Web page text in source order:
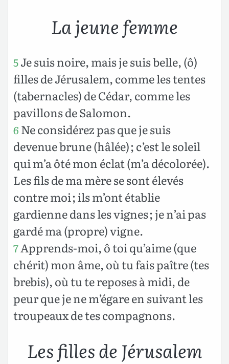
La jeune femme
5Je suis noire, mais je suis belle, (ô)
filles de Jérusalem, comme les tentes
(tabernacles) de Cédar, comme les
pavillons de Salomon.
6 Ne considérez pas que je suis
devenue brune (hâlée) ; c’est le soleil
qui m’a ôté mon éclat (m’a décolorée).
Les fils de ma mère se sont élevés
contre moi ; ils m’ont établie
gardienne dans les vignes ; je n’ai pas
gardé ma (propre) vigne.
7Apprends-moi, ô toi qu’aime (que
chérit) mon âme, où tu fais paître (tes
brebis), où tu te reposes à midi, de
peur que je ne m’égare en suivant les
troupeaux de tes compagnons.
Les filles de Jérusalem